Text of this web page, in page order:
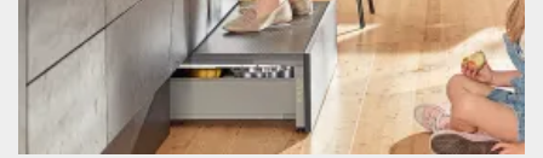
VISTA RÁPIDA